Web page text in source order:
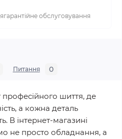
обслуговування
Питання 0
шиття, де
а кожна деталь
В інтернет-магазині
не просто обладнання, а